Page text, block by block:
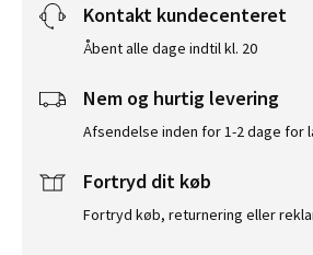
Kontakt kundecenteret
Åbent alle dage indtil kl. 20
Nem og hurtig levering
Afsendelse inden for 1-2 dage for
Fortryd dit køb
Fortryd køb, returnering eller